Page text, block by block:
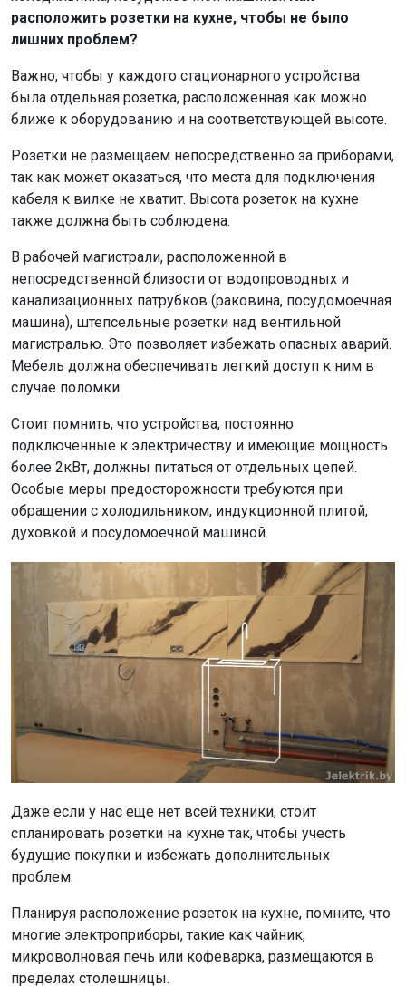
расположить розетки на кухне, чтобы не было
лишних проблем?
Важно, чтобы у каждого стационарного устройства
была отдельная розетка, расположенная как можно
ближе к оборудованию и на соответствующей высоте.
Розетки не размещаем непосредственно за приборами,
так как может оказаться, что места для подключения
кабеля к вилке не хватит. Высота розеток на кухне
также должна быть соблюдена.
В рабочей магистрали, расположенной в
непосредственной близости от водопроводных и
канализационных патрубков (раковина, посудомоечная
машина), штепсельные розетки над вентильной
магистралью. Это позволяет избежать опасных аварий.
Мебель должна обеспечивать легкий доступ к ним в
случае поломки.
Стоит помнить, что устройства, постоянно
подключенные к электричеству и имеющие мощность
более 2кВт, должны питаться от отдельных цепей.
Особые меры предосторожности требуются при
обращении с холодильником, индукционной плитой,
духовкой и посудомоечной машиной.
Даже если у нас еще нет всей техники, стоит
спланировать розетки на кухне так, чтобы учесть
будущие покупки и избежать дополнительных
проблем.
Планируя расположение розеток на кухне, помните, что
многие электроприборы, такие как чайник,
микроволновая печь или кофеварка, размещаются в
пределах столешницы.